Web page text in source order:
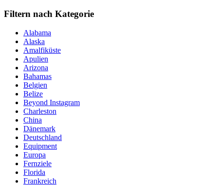
Filtern nach Kategorie
Alabama
Alaska
Amalfiküste
Apulien
Arizona
Bahamas
Belgien
Belize
Beyond Instagram
Charleston
China
Dänemark
Deutschland
Equipment
Europa
Fernziele
Florida
Frankreich